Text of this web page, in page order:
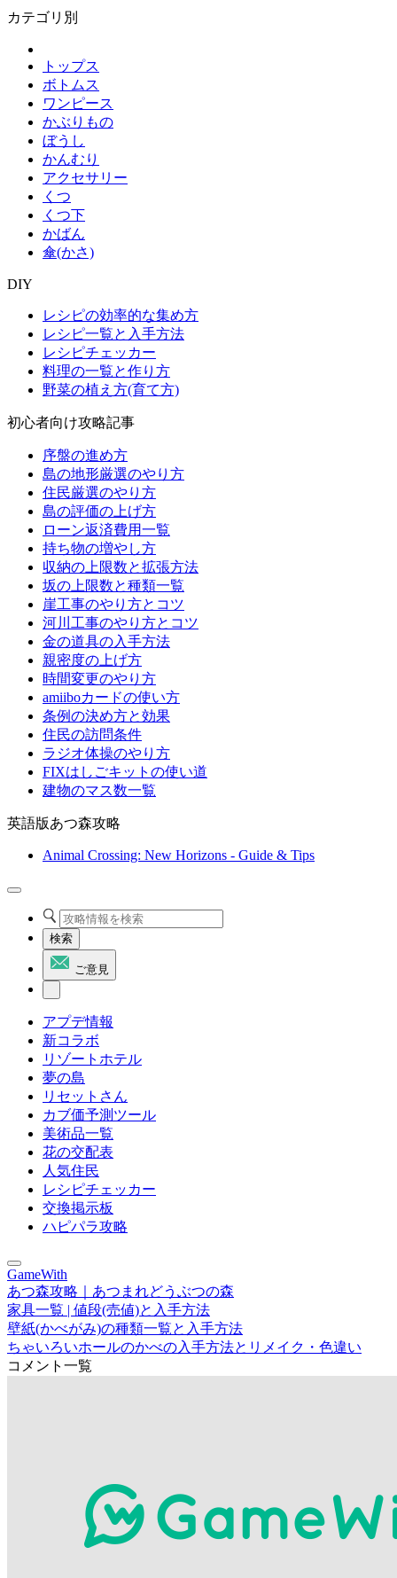
カテゴリ別
トップス
ボトムス
ワンピース
かぶりもの
ぼうし
かんむり
アクセサリー
くつ
くつ下
かばん
傘(かさ)
DIY
レシピの効率的な集め方
レシピ一覧と入手方法
レシピチェッカー
料理の一覧と作り方
野菜の植え方(育て方)
初心者向け攻略記事
序盤の進め方
島の地形厳選のやり方
住民厳選のやり方
島の評価の上げ方
ローン返済費用一覧
持ち物の増やし方
収納の上限数と拡張方法
坂の上限数と種類一覧
崖工事のやり方とコツ
河川工事のやり方とコツ
金の道具の入手方法
親密度の上げ方
時間変更のやり方
amiiboカードの使い方
条例の決め方と効果
住民の訪問条件
ラジオ体操のやり方
FIXはしごキットの使い道
建物のマス数一覧
英語版あつ森攻略
Animal Crossing: New Horizons - Guide & Tips
検索
ご意見
アプデ情報
新コラボ
リゾートホテル
夢の島
リセットさん
カブ価予測ツール
美術品一覧
花の交配表
人気住民
レシピチェッカー
交換掲示板
ハピパラ攻略
GameWith
あつ森攻略｜あつまれどうぶつの森
家具一覧 | 値段(売値)と入手方法
壁紙(かべがみ)の種類一覧と入手方法
ちゃいろいホールのかべの入手方法とリメイク・色違い
コメント一覧